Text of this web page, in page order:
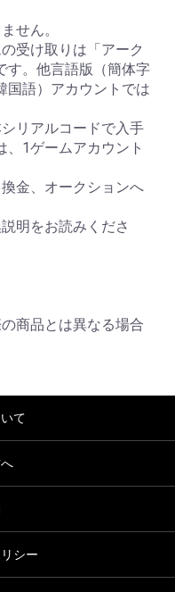
せん。
受け取りは「アーク
す。他言語版（簡体字
国語）アカウントでは
リアルコードで入手
、1ゲームアカウント
金、オークションへ
明をお読みくださ
商品とは異なる場合
て
シー